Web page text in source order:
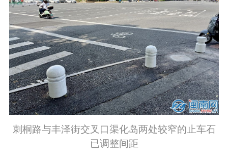
刺桐路与丰泽街交叉口渠化岛两处较窄的止车石
已调整间距